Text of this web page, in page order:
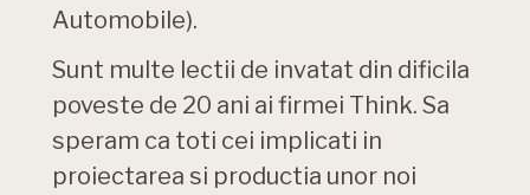
Automobile).
Sunt multe lectii de invatat din dificila
poveste de 20 ani ai firmei Think. Sa
speram ca toti cei implicati in
proiectarea si productia unor noi